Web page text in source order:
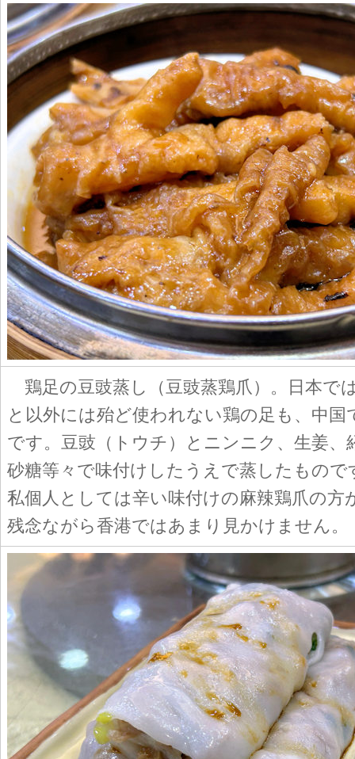
鶏足の豆豉蒸し（豆豉蒸鶏爪）。日本で
と以外には殆ど使われない鶏の足も、中国
です。豆豉（トウチ）とニンニク、生姜、
砂糖等々で味付けしたうえで蒸したもので
私個人としては辛い味付けの麻辣鶏爪の方
残念ながら香港ではあまり見かけません。